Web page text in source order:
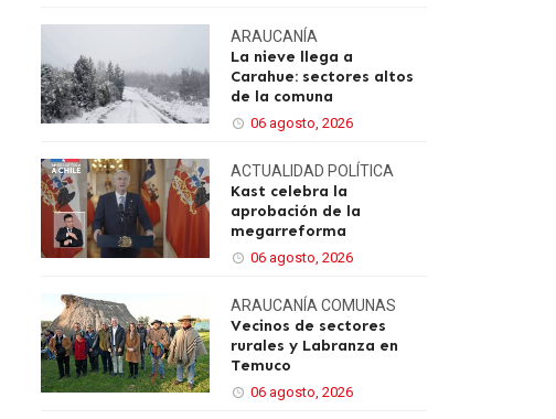
ARAUCANÍA
La nieve llega a
Carahue: sectores altos
de la comuna
06 agosto, 2026
ACTUALIDAD POLÍTICA
Kast celebra la
aprobación de la
megarreforma
06 agosto, 2026
ARAUCANÍA COMUNAS
Vecinos de sectores
rurales y Labranza en
Temuco
06 agosto, 2026